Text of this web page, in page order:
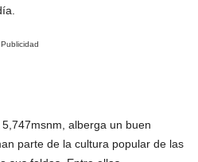
Publicidad
alberga un buen
parte de la cultura popular de las